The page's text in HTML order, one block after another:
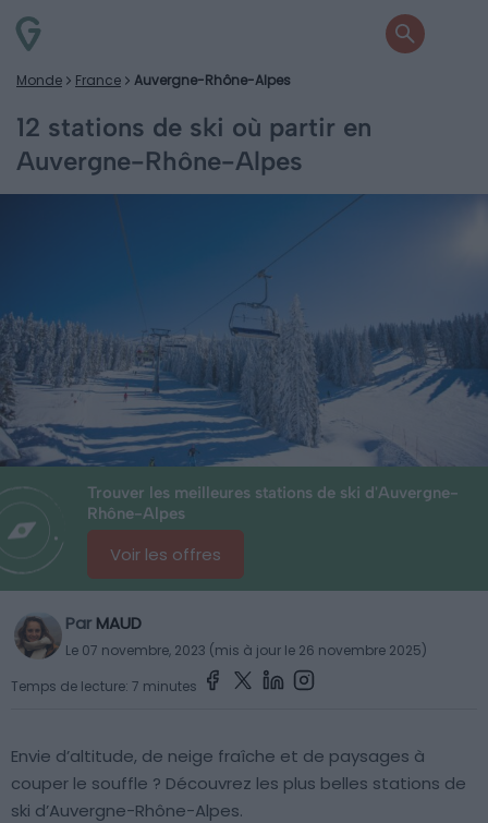
Monde France Auvergne-Rhône-Alpes
12 stations de ski où partir en
Auvergne-Rhône-Alpes
Trouver les meilleures stations de ski d'Auvergne-
Rhône-Alpes
Voir les offres
Par MAUD
Le 07 novembre, 2023 (mis à jour le 26 novembre 2025)
Temps de lecture: 7 minutes
Envie d’altitude, de neige fraîche et de paysages à
couper le souffle ? Découvrez les plus belles stations de
ski d’Auvergne-Rhône-Alpes.